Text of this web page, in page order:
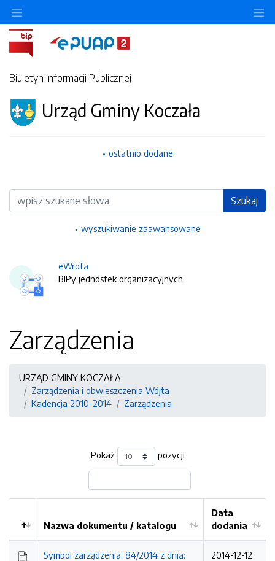
Biuletyn Informacji Publicznej
Urząd Gminy Koczała
ostatnio dodane
Wyszukiwarka Szukaj
wyszukiwanie zaawansowane
eWrota
BIPy jednostek organizacyjnych.
Zarządzenia
URZĄD GMINY KOCZAŁA
Zarządzenia i obwieszczenia Wójta
Kadencja 2010-2014
Zarządzenia
Pokaż pozycji
Kolejność
Nazwa dokumentu / katalogu
Data
dodania
Symbol zarządzenia: 84/2014 z dnia:
2014-12-12